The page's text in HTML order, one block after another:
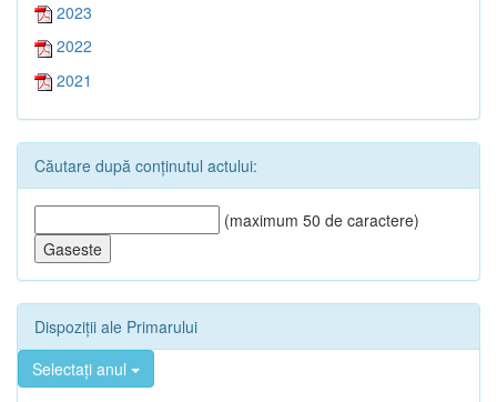
2023
2022
2021
Căutare după conținutul actului:
(maximum 50 de caractere)
Dispoziții ale Primarului
Selectați anul